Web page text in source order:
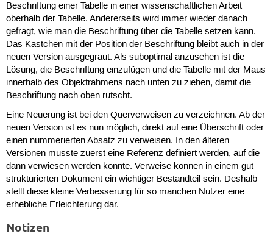
Beschriftung einer Tabelle in einer wissenschaftlichen Arbeit
oberhalb der Tabelle. Andererseits wird immer wieder danach
gefragt, wie man die Beschriftung über die Tabelle setzen kann.
Das Kästchen mit der Position der Beschriftung bleibt auch in der
neuen Version ausgegraut. Als suboptimal anzusehen ist die
Lösung, die Beschriftung einzufügen und die Tabelle mit der Maus
innerhalb des Objektrahmens nach unten zu ziehen, damit die
Beschriftung nach oben rutscht.
Eine Neuerung ist bei den Querverweisen zu verzeichnen. Ab der
neuen Version ist es nun möglich, direkt auf eine Überschrift oder
einen nummerierten Absatz zu verweisen. In den älteren
Versionen musste zuerst eine Referenz definiert werden, auf die
dann verwiesen werden konnte. Verweise können in einem gut
strukturierten Dokument ein wichtiger Bestandteil sein. Deshalb
stellt diese kleine Verbesserung für so manchen Nutzer eine
erhebliche Erleichterung dar.
Notizen